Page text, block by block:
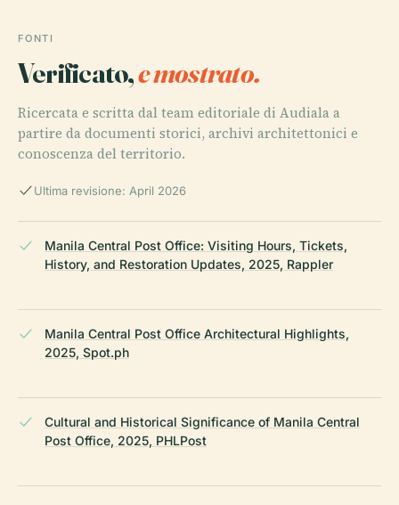
FONTI
Verificato,e mostrato.
Ricercata e scritta dal team editoriale di Audiala a
partire da documenti storici, archivi architettonici e
conoscenza del territorio.
Ultima revisione: April 2026
Manila Central Post Office: Visiting Hours, Tickets,
History, and Restoration Updates, 2025, Rappler
Manila Central Post Office Architectural Highlights,
2025, Spot.ph
Cultural and Historical Significance of Manila Central
Post Office, 2025, PHLPost